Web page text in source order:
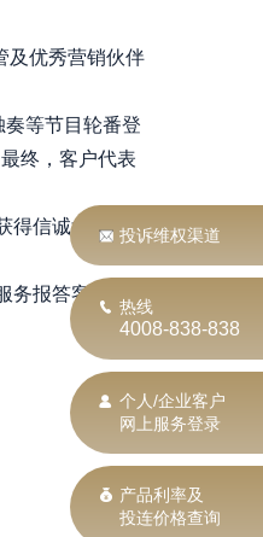
及优秀营销伙伴
等节目轮番登
终，客户代表
得信诚北分精
务报答客户最
投诉维权渠道
热线
4008-838-838
个人/企业客户
网上服务登录
产品利率及
投连价格查询